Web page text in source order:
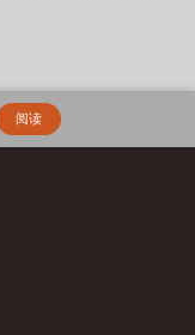
穿越四零，开局全村被屠
阅读